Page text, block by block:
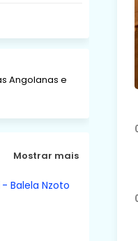
Angolanas e
Mostrar mais